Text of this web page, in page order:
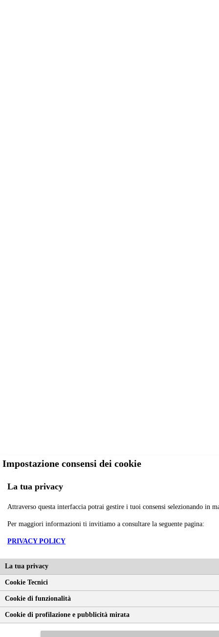
Impostazione consensi dei cookie
La tua privacy
Cookie Tecnici
Cookie di funzionalità
Cookie di profilazione e pubblicità mirata
La tua privacy
Attraverso questa interfaccia potrai gestire i tuoi consensi selezionando in
Per maggiori informazioni ti invitiamo a consultare la seguente pagina:
PRIVACY POLICY
consenso, cookie di profilazione e per pubblicità mirata. Accettando tutti i
come Google, per maggiori informazioni su come Google utilizza i dati
cookie utilizzati, leggi la nostraInformativa completa. Puoi accettare tutti i